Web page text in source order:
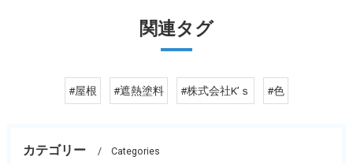
関連タグ
#屋根 #遮熱塗料 #株式会社K’ｓ #色
カテゴリー Categories